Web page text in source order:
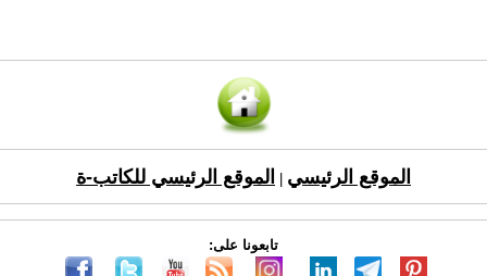
الموقع الرئيسي الموقع الرئيسي للكاتب-ة
تابعونا على: